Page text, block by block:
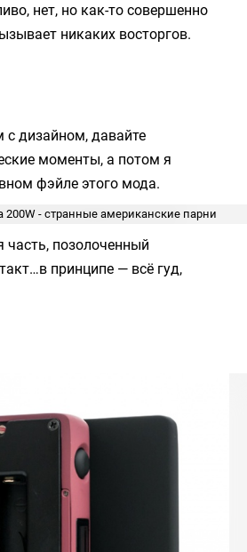
нет, но как-то совершенно
никаких восторгов.
с дизайном, давайте
моменты, а потом я
фэйле этого мода.
часть, позолоченный
принципе — всё гуд,